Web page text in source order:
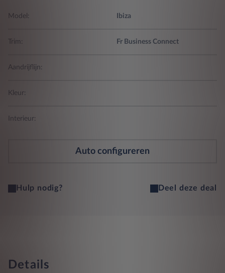
Model: Ibiza
Trim: Fr Business Connect
Aandrijflijn:
Kleur:
Interieur:
Auto configureren
Hulp nodig? Deel deze deal
Details